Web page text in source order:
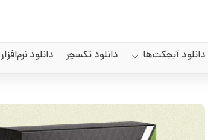
دانلود آبجکت‌ها دانلود تکسچر دانلود نرم‌افزار